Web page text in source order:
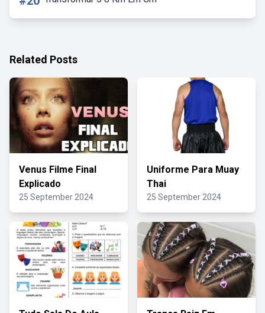
Related Posts
Venus Filme Final
Explicado
25 September 2024
Uniforme Para Muay
Thai
25 September 2024